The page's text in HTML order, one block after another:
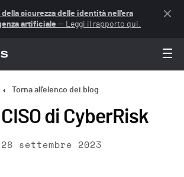
della sicurezza delle identità nell'era
artificiale — Leggi il rapporto qui.
Torna all'elenco dei blog
di CyberRisk
28 settembre 2023